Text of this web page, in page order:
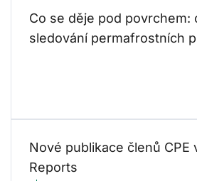
Co se děje pod povrchem:
sledování permafrostních
Nové publikace členů CPE
Reports